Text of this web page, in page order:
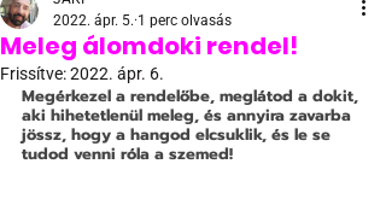
Meleg álomdoki rendel!
2022. ápr. 5. 1 perc olvasás
Frissítve:2022. ápr. 6.
Megérkezel a rendelőbe, meglátod a dokit,
aki hihetetlenül meleg, és annyira zavarba
jössz, hogy a hangod elcsuklik, és le se
tudod venni róla a szemed!